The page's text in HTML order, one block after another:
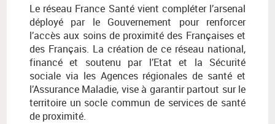
Le réseau France Santé vient compléter l’arsenal
déployé par le Gouvernement pour renforcer
l’accès aux soins de proximité des Françaises et
des Français. La création de ce réseau national,
financé et soutenu par l’Etat et la Sécurité
sociale via les Agences régionales de santé et
l’Assurance Maladie, vise à garantir partout sur le
territoire un socle commun de services de santé
de proximité.